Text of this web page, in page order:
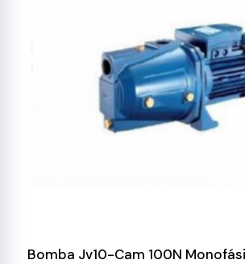
Bomba Jv10-Cam 100N